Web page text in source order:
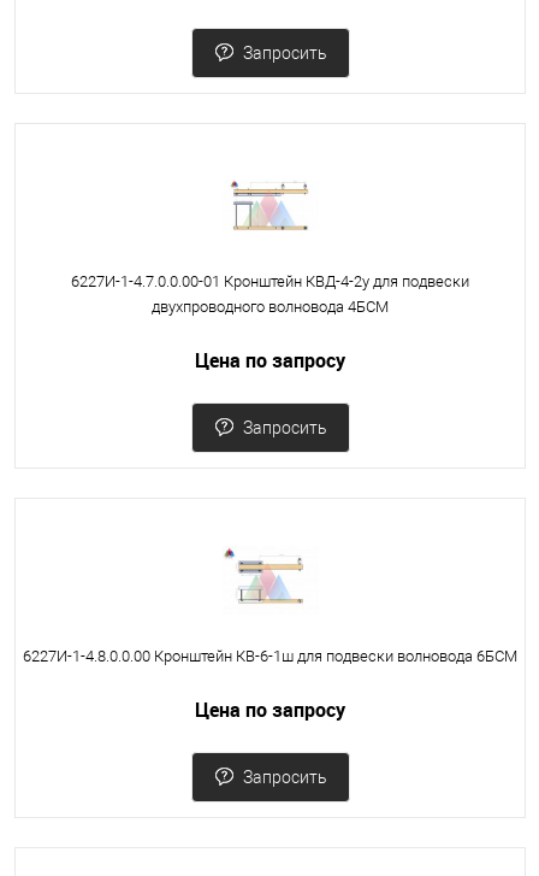
Запросить
6227И-1-4.7.0.0.00-01 Кронштейн КВД-4-2у для подвески
двухпроводного волновода 4БСМ
Цена по запросу
Запросить
6227И-1-4.8.0.0.00 Кронштейн КВ-6-1ш для подвески волновода 6БСМ
Цена по запросу
Запросить